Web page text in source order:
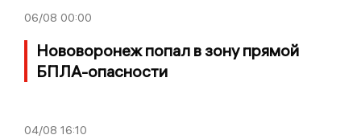
06/08 00:00
Нововоронеж попал в зону прямой
БПЛА-опасности
04/08 16:10